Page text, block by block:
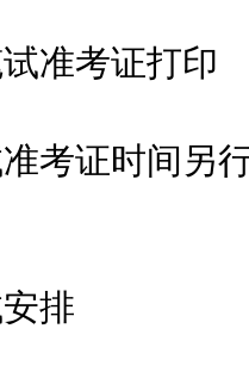
准考证打印
证时间另行
排